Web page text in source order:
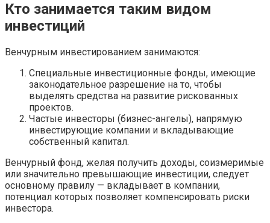
Кто занимается таким видом
инвестиций
Венчурным инвестированием занимаются:
Специальные инвестиционные фонды, имеющие
законодательное разрешение на то, чтобы
выделять средства на развитие рискованных
проектов.
Частые инвесторы (бизнес-ангелы), напрямую
инвестирующие компании и вкладывающие
собственный капитал.
Венчурный фонд, желая получить доходы, соизмеримые
или значительно превышающие инвестиции, следует
основному правилу — вкладывает в компании,
потенциал которых позволяет компенсировать риски
инвестора.